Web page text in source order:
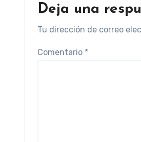
LOGÍSTICA
Deja una
Tu dirección de correo
Comentario *